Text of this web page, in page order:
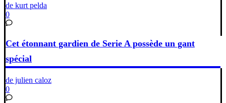
de kurt pelda
0
Cet étonnant gardien de Serie A possède un gant
spécial
de julien caloz
0